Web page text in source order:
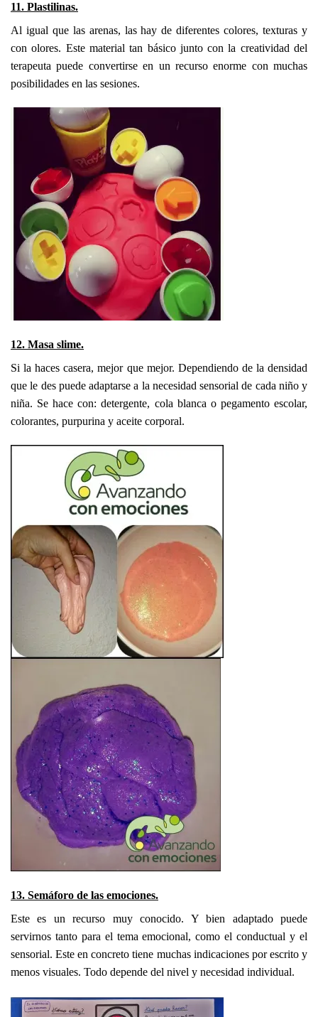
11. Plastilinas.
Al igual que las arenas, las hay de diferentes colores, texturas y
con olores. Este material tan básico junto con la creatividad del
terapeuta puede convertirse en un recurso enorme con muchas
posibilidades en las sesiones.
12. Masa slime.
Si la haces casera, mejor que mejor. Dependiendo de la densidad
que le des puede adaptarse a la necesidad sensorial de cada niño y
niña. Se hace con: detergente, cola blanca o pegamento escolar,
colorantes, purpurina y aceite corporal.
13. Semáforo de las emociones.
Este es un recurso muy conocido. Y bien adaptado puede
servirnos tanto para el tema emocional, como el conductual y el
sensorial. Este en concreto tiene muchas indicaciones por escrito y
menos visuales. Todo depende del nivel y necesidad individual.